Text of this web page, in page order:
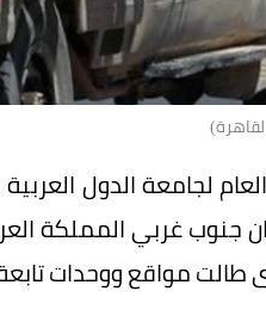
العام لجامعة الدول
جنوب غربي المملكة
طالت مواقع ووحدات